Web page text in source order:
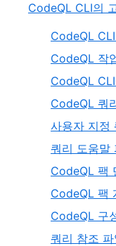
CodeQL CLI의
CodeQL
CodeQL 작
CodeQL
CodeQL 쿼
사용자 지정
쿼리 도움말
CodeQL 팩
CodeQL 팩
CodeQL 구
쿼리 참조 파